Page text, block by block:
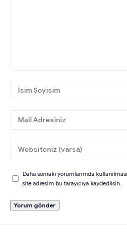
Daha sonraki yorumlarımda
site adresim bu tarayıcıya kaydedilsin.